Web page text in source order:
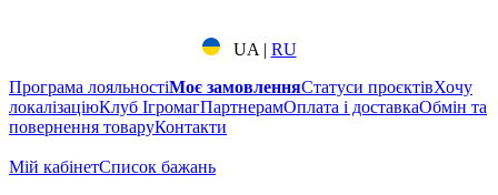
UA | RU
Програма лояльностіМоє замовленняСтатуси проєктівХочу
локалізаціюКлуб ІгромагПартнерамОплата і доставкаОбмін та
повернення товаруКонтакти
Мій кабінетCписок бажань